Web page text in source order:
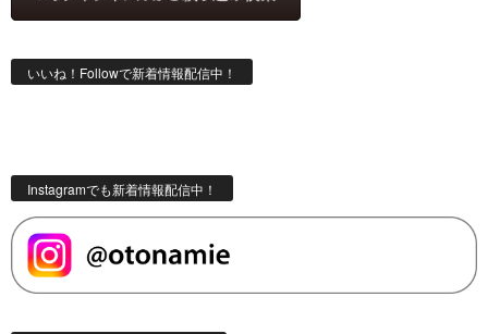
いいね！Followで新着情報配信中！
Instagramでも新着情報配信中！